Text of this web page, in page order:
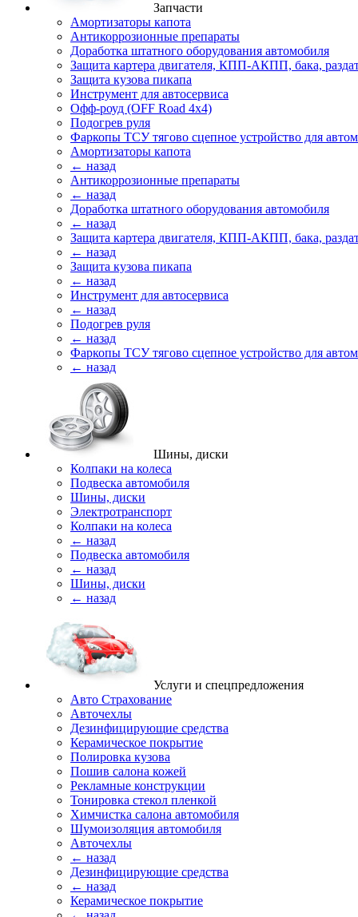
Запчасти
Амортизаторы капота
Антикоррозионные препараты
Доработка штатного оборудования автомобиля
Защита картера двигателя, КПП-АКПП, бака,
Защита кузова пикапа
Инструмент для автосервиса
Офф-роуд (OFF Road 4x4)
Подогрев руля
Фаркопы ТСУ тягово сцепное устройство для
Амортизаторы капота
← назад
Антикоррозионные препараты
← назад
Доработка штатного оборудования автомобиля
← назад
Защита картера двигателя, КПП-АКПП, бака,
← назад
Защита кузова пикапа
← назад
Инструмент для автосервиса
← назад
Подогрев руля
← назад
Фаркопы ТСУ тягово сцепное устройство для
← назад
Шины, диски
Колпаки на колеса
Подвеска автомобиля
Шины, диски
Электротранспорт
Колпаки на колеса
← назад
Подвеска автомобиля
← назад
Шины, диски
← назад
Услуги и спецпредложения
Авто Страхование
Авточехлы
Дезинфицирующие средства
Керамическое покрытие
Полировка кузова
Пошив салона кожей
Рекламные конструкции
Тонировка стекол пленкой
Химчистка салона автомобиля
Шумоизоляция автомобиля
Авточехлы
← назад
Дезинфицирующие средства
← назад
Керамическое покрытие